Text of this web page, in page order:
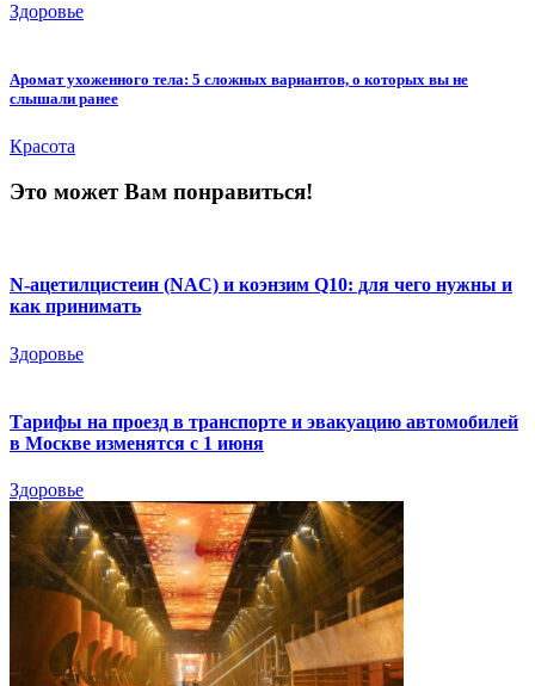
Здоровье
Аромат ухоженного тела: 5 сложных вариантов, о которых вы не
слышали ранее
Красота
Это может Вам понравиться!
N-ацетилцистеин (NAC) и коэнзим Q10: для чего нужны и
как принимать
Здоровье
Тарифы на проезд в транспорте и эвакуацию автомобилей
в Москве изменятся с 1 июня
Здоровье